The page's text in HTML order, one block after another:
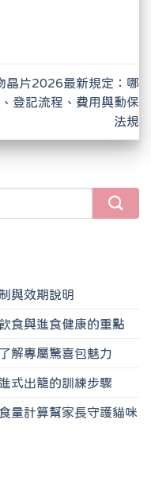
晶片2026最新規定：哪
登記流程、費用與動保
法規
與效期說明
食與進食健康的重點
解專屬驚喜包魅力
式出籠的訓練步驟
量計算幫家長守護貓咪